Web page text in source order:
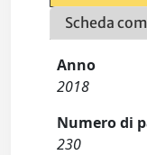
Scheda
Anno
2018
Numero di
230